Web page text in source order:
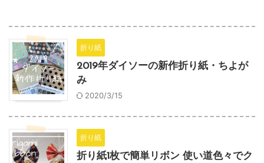
折り紙
2019年ダイソーの新作折り紙・ちよが
み
2020/3/15
折り紙
折り紙1枚で簡単リボン 使い道色々でク